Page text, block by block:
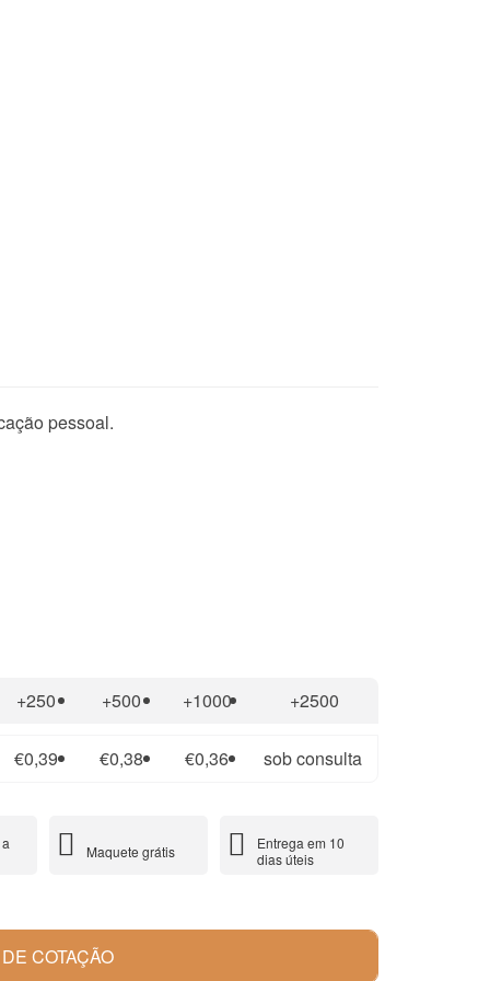
pessoal.
+250 +500 +1000 +2500
€0,39 €0,38 €0,36 sob consulta
Maquete grátis
Entrega em 10
dias úteis
COTAÇÃO